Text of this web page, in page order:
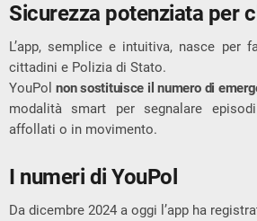
Sicurezza potenziata per
L’app, semplice e intuitiva, nasce per
cittadini e Polizia di Stato.
YouPolnon sostituisce il numero di
modalità smart per segnalare
affollati o in movimento.
I numeri di YouPol
Da dicembre 2024 a oggi l’app ha